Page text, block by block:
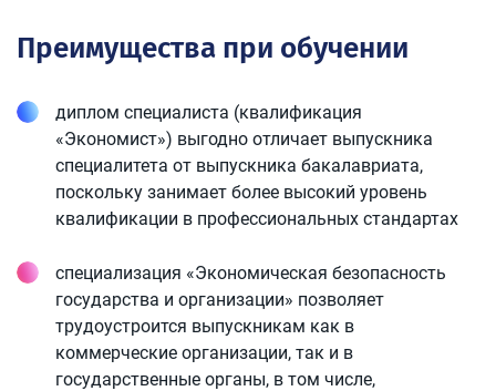
Преимущества при обучении
диплом специалиста (квалификация
«Экономист») выгодно отличает выпускника
специалитета от выпускника бакалавриата,
поскольку занимает более высокий уровень
квалификации в профессиональных стандартах
специализация «Экономическая безопасность
государства и организации» позволяет
трудоустроится выпускникам как в
коммерческие организации, так и в
государственные органы, в том числе,